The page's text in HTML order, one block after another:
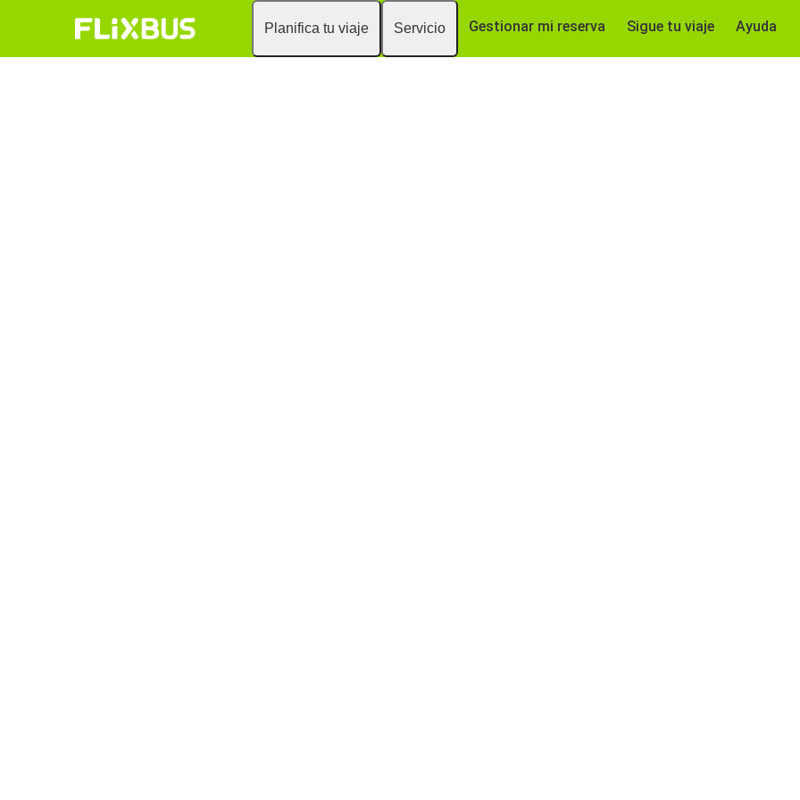
Planifica tu viaje Servicio Gestionar mi reserva Sigue tu viaje Ayuda